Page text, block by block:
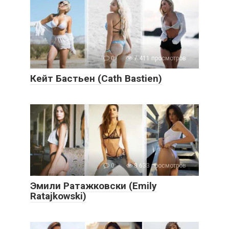
0 7 411 просмотров
Кейт Бастьен (Cath Bastien)
0 8 633 просмотров
Эмили Ратажковски (Emily
Ratajkowski)